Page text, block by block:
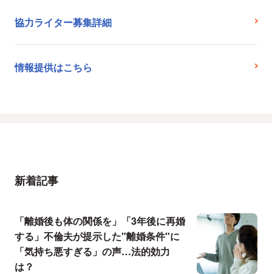
協力ライター募集詳細
情報提供はこちら
新着記事
「離婚後も体の関係を」「3年後に再婚
する」不倫夫が提示した"離婚条件"に
「気持ち悪すぎる」の声…法的効力
は？